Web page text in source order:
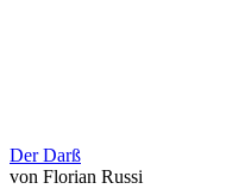
Der Darß
von Florian Russi